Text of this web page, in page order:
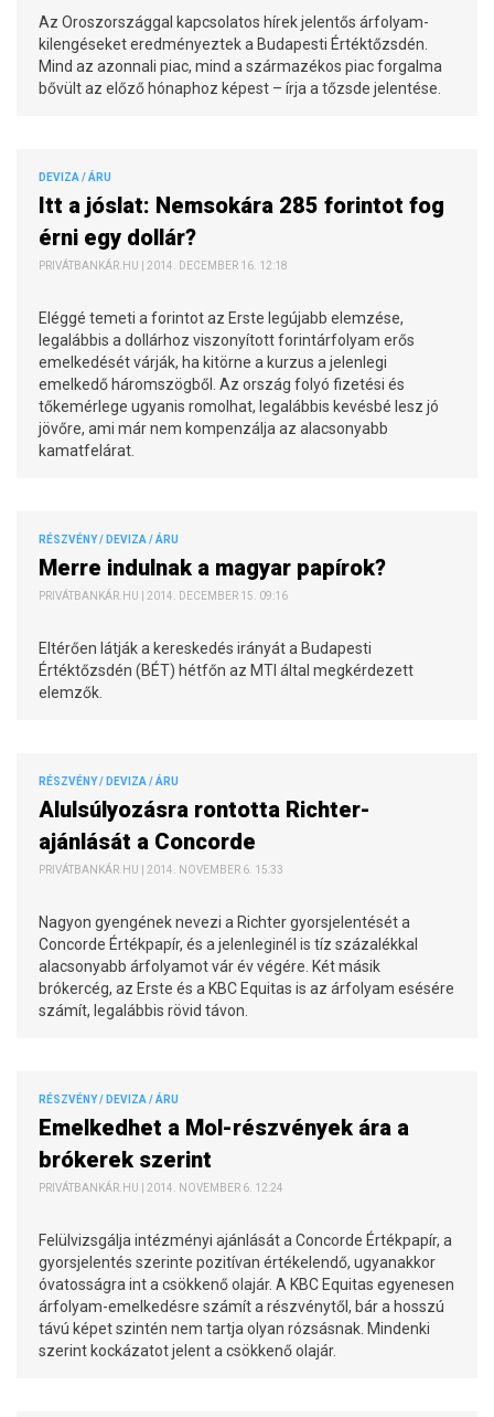
Az Oroszországgal kapcsolatos hírek jelentős árfolyam-
kilengéseket eredményeztek a Budapesti Értéktőzsdén.
Mind az azonnali piac, mind a származékos piac forgalma
bővült az előző hónaphoz képest – írja a tőzsde jelentése.
DEVIZA / ÁRU
Itt a jóslat: Nemsokára 285 forintot fog
érni egy dollár?
PRIVÁTBANKÁR.HU | 2014. DECEMBER 16. 12:18
Eléggé temeti a forintot az Erste legújabb elemzése,
legalábbis a dollárhoz viszonyított forintárfolyam erős
emelkedését várják, ha kitörne a kurzus a jelenlegi
emelkedő háromszögből. Az ország folyó fizetési és
tőkemérlege ugyanis romolhat, legalábbis kevésbé lesz jó
jövőre, ami már nem kompenzálja az alacsonyabb
kamatfelárat.
RÉSZVÉNY / DEVIZA / ÁRU
Merre indulnak a magyar papírok?
PRIVÁTBANKÁR.HU | 2014. DECEMBER 15. 09:16
Eltérően látják a kereskedés irányát a Budapesti
Értéktőzsdén (BÉT) hétfőn az MTI által megkérdezett
elemzők.
RÉSZVÉNY / DEVIZA / ÁRU
Alulsúlyozásra rontotta Richter-
ajánlását a Concorde
PRIVÁTBANKÁR.HU | 2014. NOVEMBER 6. 15:33
Nagyon gyengének nevezi a Richter gyorsjelentését a
Concorde Értékpapír, és a jelenleginél is tíz százalékkal
alacsonyabb árfolyamot vár év végére. Két másik
brókercég, az Erste és a KBC Equitas is az árfolyam esésére
számít, legalábbis rövid távon.
RÉSZVÉNY / DEVIZA / ÁRU
Emelkedhet a Mol-részvények ára a
brókerek szerint
PRIVÁTBANKÁR.HU | 2014. NOVEMBER 6. 12:24
Felülvizsgálja intézményi ajánlását a Concorde Értékpapír, a
gyorsjelentés szerinte pozitívan értékelendő, ugyanakkor
óvatosságra int a csökkenő olajár. A KBC Equitas egyenesen
árfolyam-emelkedésre számít a részvénytől, bár a hosszú
távú képet szintén nem tartja olyan rózsásnak. Mindenki
szerint kockázatot jelent a csökkenő olajár.